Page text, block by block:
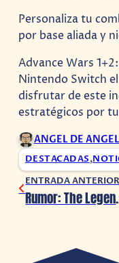
Personaliza tu
por base aliada y
Advance Wars
Nintendo Switch
disfrutar de este
estratégicos por
ANGEL DE
DESTACADAS,
ENTRADA ANTERIOR
Rumor: